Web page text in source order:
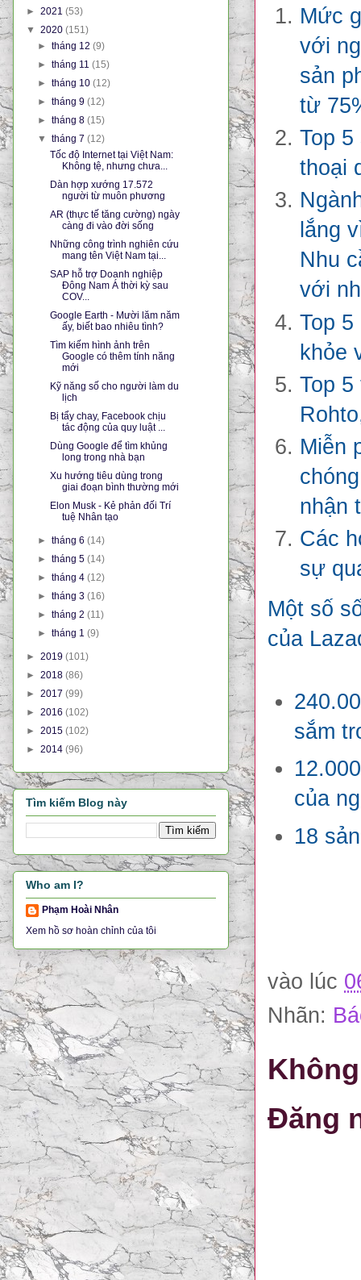
Mức
với
sản
từ
Top
thoại
lắng
Nhu
với
Top
khỏe
Top
Miễn
nhận
Các
sự
Một số
của
sắm
của
18
vào lúc
Nhãn:
Đăng
► 2021 (53)
▼ 2020 (151)
►tháng 12(9)
►tháng 11(15)
►tháng 10(12)
►tháng 9(12)
►tháng 8(15)
▼tháng 7(12)
Tốc độ Internet tại Việt Nam:
Không tệ, nhưng chưa...
Dàn hợp xướng 17.572
người từ muôn phương
AR (thực tế tăng cường) ngày
càng đi vào đời sống
Những công trình nghiên cứu
mang tên Việt Nam tại...
SAP hỗ trợ Doanh nghiệp
Đông Nam Á thời kỳ sau
COV...
Google Earth - Mười lăm năm
ấy, biết bao nhiêu tình?
Tìm kiếm hình ảnh trên
Google có thêm tính năng
mới
Kỹ năng số cho người làm du
lịch
Bị tẩy chay, Facebook chịu
tác động của quy luật ...
Dùng Google để tìm khủng
long trong nhà bạn
Xu hướng tiêu dùng trong
giai đoạn bình thường mới
Elon Musk - Kẻ phản đối Trí
tuệ Nhân tạo
►tháng 6(14)
►tháng 5(14)
►tháng 4(12)
►tháng 3(16)
►tháng 2(11)
►tháng 1(9)
► 2019 (101)
► 2018 (86)
► 2017 (99)
► 2016 (102)
► 2015 (102)
► 2014 (96)
Tìm kiếm Blog này
Who am I?
Phạm Hoài Nhân
Xem hồ sơ hoàn chỉnh của tôi